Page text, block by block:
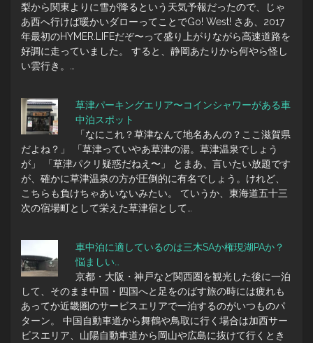
梨から関東よりに雪が降るという天気予報だったので、じゃ
あ西へ行けば暖かいダローってことでGo! West! さあ、2017
年最初のHYMER.LIFEだぞ〜って盛り上がりながら高速道路を
好調に走っていました。 すると、静岡あたりから何やら怪し
い雲行き。…
草津パーキングエリア〜コインシャワーがある車
中泊スポット
「なにこれ？草津なんて地名あんの？ここ滋賀県
だよね？」 「草津っていやあ草津の湯。草津温泉でしょう
が」 「草津パクリ疑惑だねえ〜」 とまあ、言いたい放題です
が、確かに草津温泉の方が圧倒的に有名でしょう。けれど、
こちらも負けちゃあいないみたい。 ていうか、東海道五十三
次の宿場町として栄えた草津宿として…
車中泊に適しているのは三木SAか権現湖PAか？
悩ましい…
京都・大阪・神戸など関西圏を観光した後に一泊
して、そのまま中国・四国へと足をのばす旅の時には疲れも
あってか近畿圏のサービスエリアで一泊するのがいつものパ
ターン。 中国自動車道から舞鶴や鳥取に行く場合は加西サー
ビスエリア、山陽自動車道から岡山や広島に抜けて行くとき